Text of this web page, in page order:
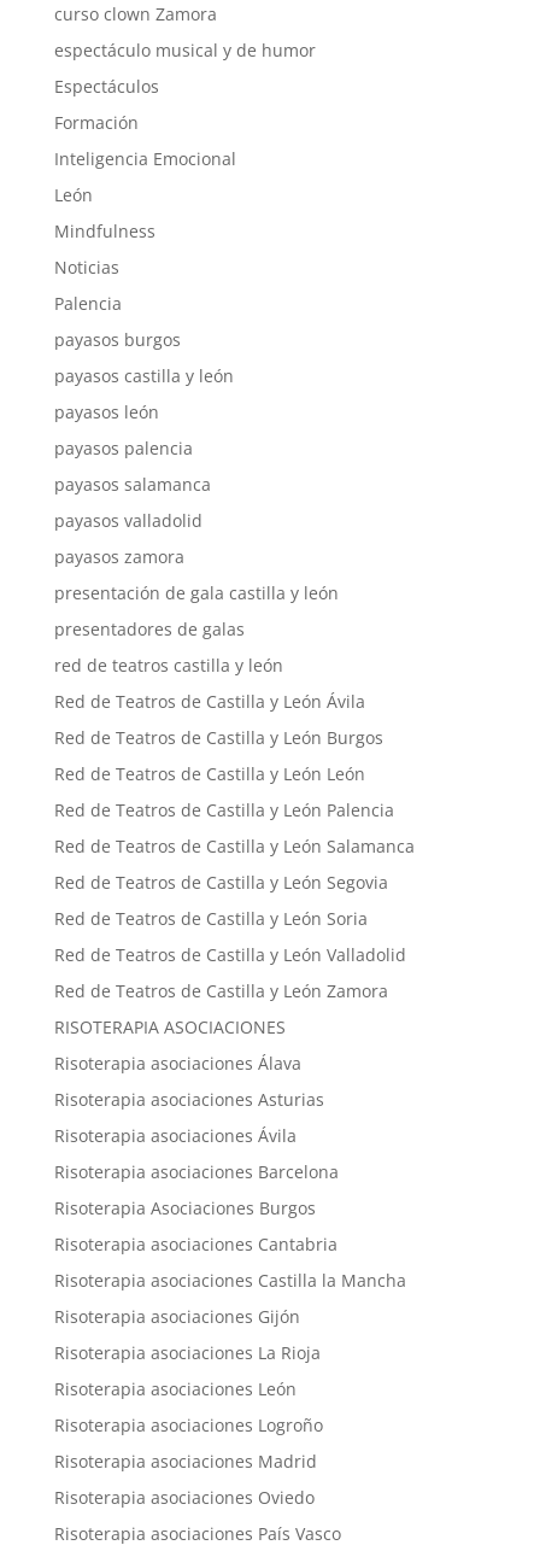
curso clown Zamora
espectáculo musical y de humor
Espectáculos
Formación
Inteligencia Emocional
León
Mindfulness
Noticias
Palencia
payasos burgos
payasos castilla y león
payasos león
payasos palencia
payasos salamanca
payasos valladolid
payasos zamora
presentación de gala castilla y león
presentadores de galas
red de teatros castilla y león
Red de Teatros de Castilla y León Ávila
Red de Teatros de Castilla y León Burgos
Red de Teatros de Castilla y León León
Red de Teatros de Castilla y León Palencia
Red de Teatros de Castilla y León Salamanca
Red de Teatros de Castilla y León Segovia
Red de Teatros de Castilla y León Soria
Red de Teatros de Castilla y León Valladolid
Red de Teatros de Castilla y León Zamora
RISOTERAPIA ASOCIACIONES
Risoterapia asociaciones Álava
Risoterapia asociaciones Asturias
Risoterapia asociaciones Ávila
Risoterapia asociaciones Barcelona
Risoterapia Asociaciones Burgos
Risoterapia asociaciones Cantabria
Risoterapia asociaciones Castilla la Mancha
Risoterapia asociaciones Gijón
Risoterapia asociaciones La Rioja
Risoterapia asociaciones León
Risoterapia asociaciones Logroño
Risoterapia asociaciones Madrid
Risoterapia asociaciones Oviedo
Risoterapia asociaciones País Vasco